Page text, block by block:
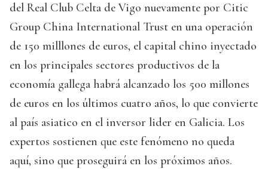
del Real Club Celta de Vigo nuevamente por Citic
Group China International Trust en una operación
de 150 milllones de euros, el capital chino inyectado
en los principales sectores productivos de la
economía gallega habrá alcanzado los 500 millones
de euros en los últimos cuatro años, lo que convierte
al país asiatico en el inversor lider en Galicia. Los
expertos sostienen que este fenómeno no queda
aquí, sino que proseguirá en los próximos años.